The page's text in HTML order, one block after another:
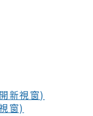
新視窗)
窗)